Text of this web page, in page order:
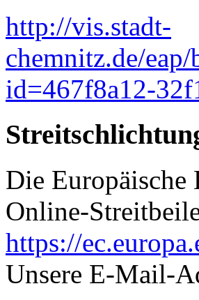
http://vis.stadt-
chemnitz.de/
id=467f8a12-
Die
Online-
https://
Unsere E-Mail-